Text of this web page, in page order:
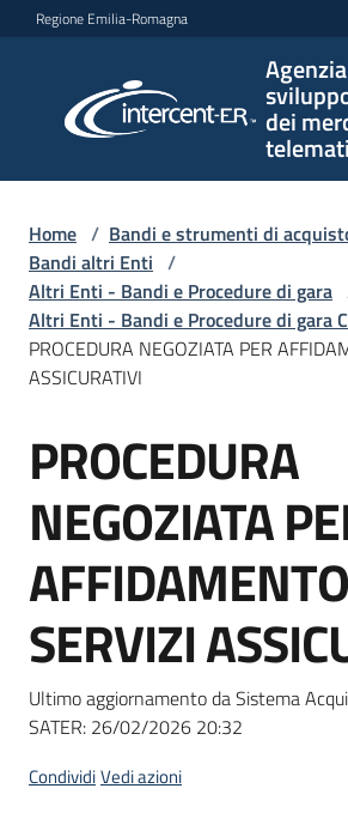
Vai al contenuto
Vai alla navigazione
Vai al footer
Regione Emilia-Romagna
dei
per lo
sviluppo
telematici
L'Agenzia
Bandi
e
di
Supporto
Piattaforme
telematiche
Home / Bandi e strumenti di
Bandi altri Enti /
Altri Enti - Bandi e Procedure di gara
Altri Enti - Bandi e Procedure di gara
PROCEDURA NEGOZIATA PER
ASSICURATIVI
Salta al contenuto
PROCEDURA
NEGOZIATA
AFFIDAMENTO
SERVIZI
Ultimo aggiornamento da Sistema
SATER: 26/02/2026 20:32
CondividiVedi azioni